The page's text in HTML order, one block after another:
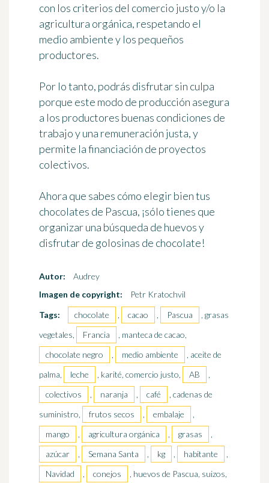
con los criterios del comercio justo y/o la
agricultura orgánica, respetando el
medio ambiente y los pequeños
productores.
Por lo tanto, podrás disfrutar sin culpa
porque este modo de producción asegura
a los productores buenas condiciones de
trabajo y una remuneración justa, y
permite la financiación de proyectos
colectivos.
Ahora que sabes cómo elegir bien tus
chocolates de Pascua, ¡sólo tienes que
organizar una búsqueda de huevos y
disfrutar de golosinas de chocolate!
Autor:
Audrey
Imagen de copyright:
Petr Kratochvil
Tags:
chocolate , cacao , Pascua
, grasas
vegetales,
Francia
, manteca de cacao,
chocolate negro
, medio ambiente
, aceite de
palma,
leche , karité, comercio justo, AB
,
colectivos
, naranja , café
, cadenas de
suministro,
frutos secos , embalaje
,
mango
, agricultura orgánica , grasas
,
azúcar
, Semana Santa , kg , habitante
,
Navidad
, conejos
, huevos de Pascua, suizos,